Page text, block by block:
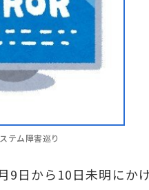
テム障害巡り
9日から10日未明にか